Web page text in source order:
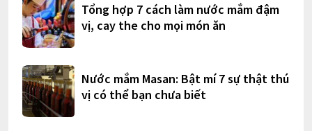
Tổng hợp 7 cách làm nước mắm đậm
vị, cay the cho mọi món ăn
Nước mắm Masan: Bật mí 7 sự thật thú
vị có thể bạn chưa biết